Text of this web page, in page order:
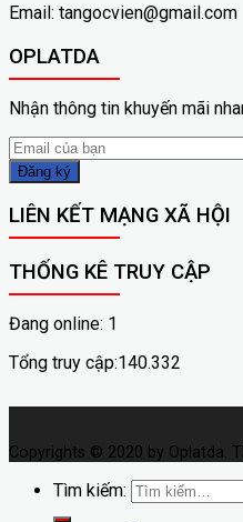
Email: tangocvien@gmail.com
OPLATDA
Nhận thông tin khuyến mãi
LIÊN KẾT MẠNG XÃ HỘI
THỐNG KÊ TRUY CẬP
Đang online: 1
Tổng truy cập:140.332
Copyrights © 2020 by Oplatda.
Tìm kiếm: